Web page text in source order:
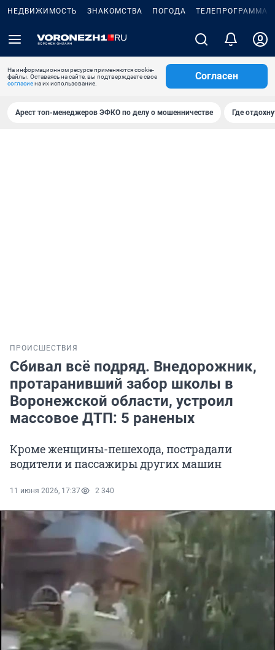
НЕДВИЖИМОСТЬ ЗНАКОМСТВА ПОГОДА ТЕЛЕПРОГРАММА
На информационном ресурсе применяются cookie-
файлы. Оставаясь на сайте, вы подтверждаете свое
согласиена их использование.
Согласен
Арест топ-менеджеров ЭФКО по делу о мошенничестве Где
ПРОИСШЕСТВИЯ
Сбивал всё подряд. Внедорожник,
протаранивший забор школы в
Воронежской области, устроил
массовое ДТП: 5 раненых
Кроме женщины-пешехода, пострадали
водители и пассажиры других машин
11 июня 2026, 17:37 2 340